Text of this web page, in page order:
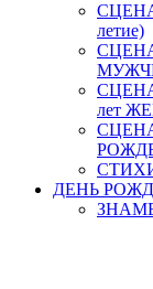
летие)
лет
СТИХИ
ДЕНЬ